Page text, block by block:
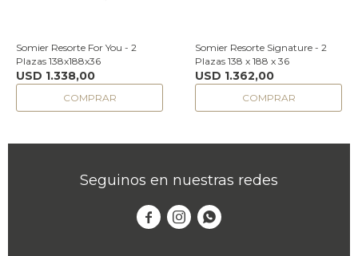
Somier Resorte For You - 2
Plazas 138x188x36
USD 1.338,00
Somier Resorte Signature - 2
Plazas 138 x 188 x 36
USD 1.362,00
Seguinos en nuestras redes
  